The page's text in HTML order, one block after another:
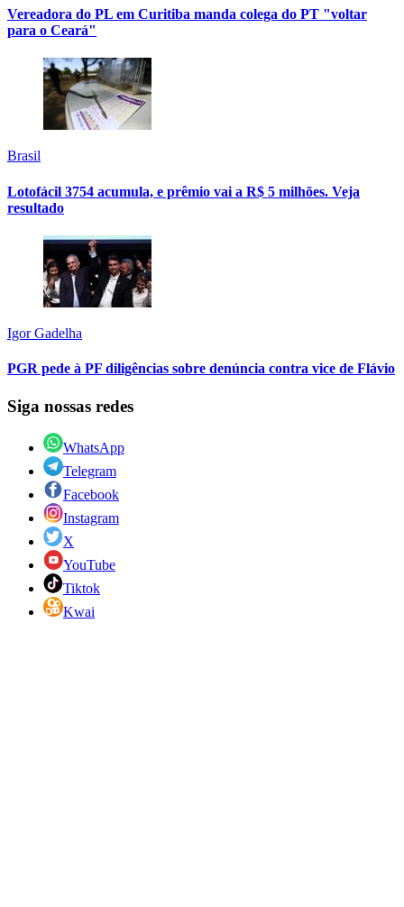
Vereadora do PL em Curitiba manda colega do PT "voltar
para o Ceará"
Brasil
Lotofácil 3754 acumula, e prêmio vai a R$ 5 milhões. Veja
resultado
Igor Gadelha
PGR pede à PF diligências sobre denúncia contra vice de Flávio
Siga nossas redes
WhatsApp
Telegram
Facebook
Instagram
X
YouTube
Tiktok
Kwai